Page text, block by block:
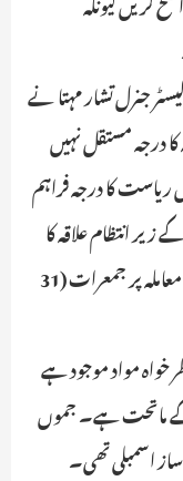
جنرل تشار مہتا نے
کا درجہ مستقل نہیں
کا درجہ فراہم
زیر انتظام علاقہ کا
درجہ کچھ وقت تک برقرار رہے گا۔ مرکز اس معاملہ پر جمعرات (31
خواہ مواد موجود ہے
کے ماتحت ہے۔ جموں
اسمبلی تھی۔